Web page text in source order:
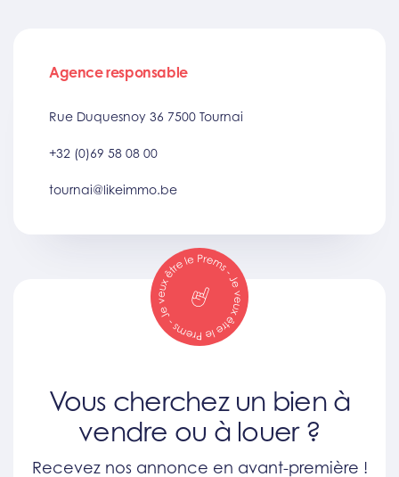
Agence responsable
Rue Duquesnoy 36 7500 Tournai
+32 (0)69 58 08 00
tournai@likeimmo.be
Vous cherchez un bien à
vendre ou à louer ?
Recevez nos annonce en avant-première !